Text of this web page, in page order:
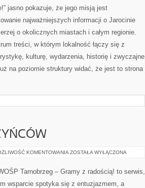
jasno pokazuje, że jego misją jest
najważniejszych informacji o Jarocinie
o okolicznych miastach i całym regionie.
treści, w którym lokalność łączy się z
kulturę, wydarzenia, historię i zwyczajne
na poziomie struktury widać, że jest to strona
KOMENTOWANIA PORADNIK
ZOSTAŁA WYŁĄCZONA
Tarnobrzeg – Gramy z radością! to serwis,
wsparcie spotyka się z entuzjazmem, a